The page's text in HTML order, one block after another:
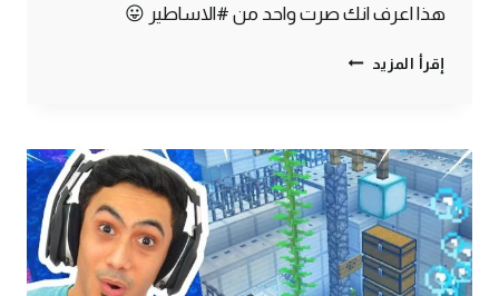
هذا اعرف انك صرت واحد من #الاساطير 😛
إقرأ المزيد ماين
سويت
مخزن
اوتوماتيكي
!